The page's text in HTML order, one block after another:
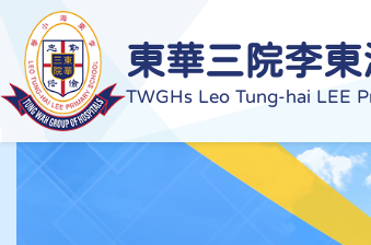
東華三院李
TWGHs Leo Tung-hai LEE